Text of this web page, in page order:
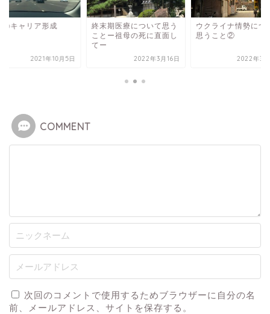
のキャリア形成
2021年10月5日
終末期医療について思う
ことー祖母の死に直面し
てー
2022年3月16日
ウクライナ情勢につ
思うこと②
2022年3
COMMENT
次回のコメントで使用するためブラウザーに自分の名
前、メールアドレス、サイトを保存する。